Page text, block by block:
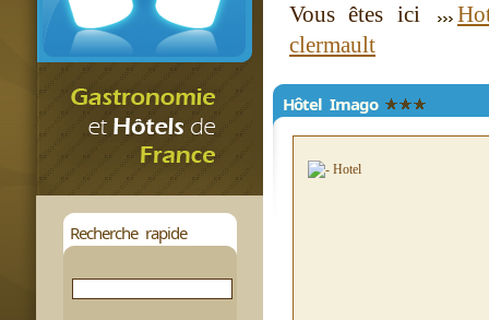
Recherche rapide
Vous êtes ici
clermault
Hôtel Imago